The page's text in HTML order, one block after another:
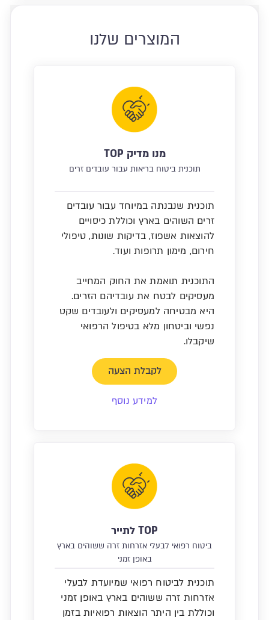
המוצרים שלנו
מנו מדיק TOP
תוכנית ביטוח בריאות עבור עובדים זרים
תוכנית שנבנתה במיוחד עבור עובדים
זרים השוהים בארץ וכוללת כיסויים
להוצאות אשפוז, בדיקות שונות, טיפולי
חירום, מימון תרופות ועוד.
התוכנית תואמת את החוק המחייב
מעסיקים לבטח את עובדיהם הזרים.
היא מבטיחה למעסיקים ולעובדים שקט
נפשי וביטחון מלא בטיפול הרפואי
שיקבלו.
לקבלת הצעה
למידע נוסף
TOP לתייר
ביטוח רפואי לבעלי אזרחות זרה ששוהים בארץ
באופן זמני
תוכנית לביטוח רפואי שמיועדת לבעלי
אזרחות זרה ששוהים בארץ באופן זמני
וכוללת בין היתר הוצאות רפואיות בזמן